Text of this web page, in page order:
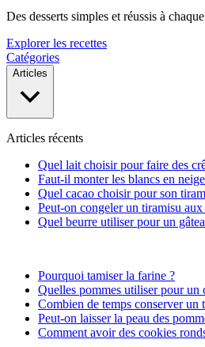
Des desserts simples et réussis à
Explorer les recettes
Catégories
Articles
Articles récents
Quel lait choisir pour faire des
Faut-il monter les blancs en
Quel cacao choisir pour son
Peut-on congeler un tiramisu aux
Quel beurre utiliser pour un
Pourquoi tamiser la farine ?
Quelles pommes utiliser pour un
Combien de temps conserver un
Peut-on laisser la peau des
Comment avoir des cookies